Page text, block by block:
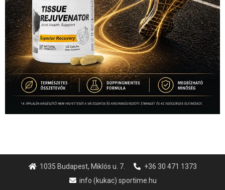
1035 Budapest, Miklós u. 7.
+36 30 471 1373
info (kukac) sportime.hu